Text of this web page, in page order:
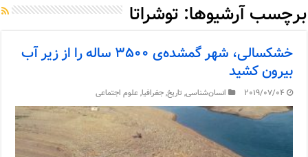
برچسب آرشیوها: توشراتا
خشکسالی، شهر گمشده‌ی ۳۵۰۰ ساله را از زیر آب
بیرون کشید
2019/07/04 انسان‌شناسی, تاریخ,جغرافیا,علوم اجتماعی